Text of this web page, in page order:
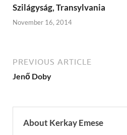
Szilágyság, Transylvania
November 16, 2014
PREVIOUS ARTICLE
Jenő Doby
About Kerkay Emese